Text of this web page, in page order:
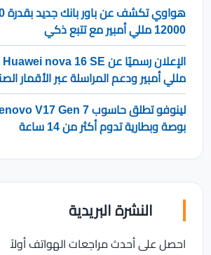
12000 مللي أمبير مع تتبع ذكي
مللي أمبير ودعم المراسلة عبر الأقمار
بوصة وبطارية تدوم أكثر من 14 ساعة
النشرة البريدية
احصل على أحدث مراجعات الهواتف أولاً